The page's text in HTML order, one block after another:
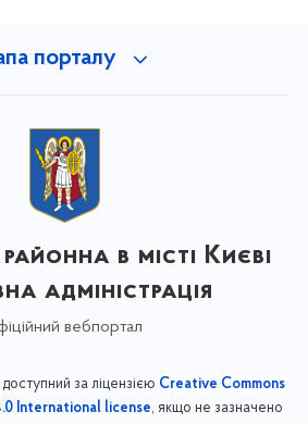
порталу
в місті Києві
адміністрація
вебпортал
за ліцензією Creative Commons
International license, якщо не зазначено